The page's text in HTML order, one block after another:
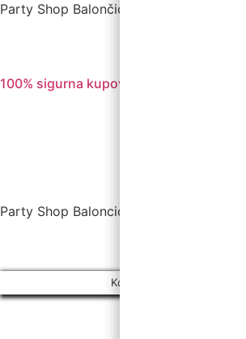
Party Shop Balončić, obrt ©
100% sigurna kupovina
Party Shop Baloncic, obrt ©
Kolačići i politika privatnosti